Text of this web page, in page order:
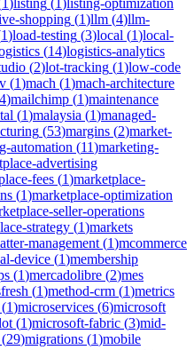
shopping (1)llm (4)llm-
1)load-testing (3)local (1)local-
(14)logistics-analytics
(2)lot-tracking (1)low-code
(1)mach (1)mach-architecture
4)mailchimp (1)maintenance
(1)malaysia (1)managed-
(53)margins (2)market-
automation (11)marketing-
advertising
fees (1)marketplace-
(1)marketplace-optimization
seller-operations
strategy (1)markets
management (1)mcommerce
device (1)membership
(1)mercadolibre (2)mes
(1)method-crm (1)metrics
(1)microservices (6)microsoft
(1)microsoft-fabric (3)mid-
(29)migrations (1)mobile